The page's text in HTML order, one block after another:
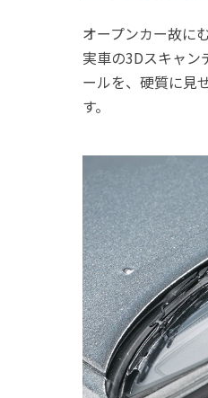
オープンカー故に
実車の3Dスキャン
ールを、硬質に見
す。